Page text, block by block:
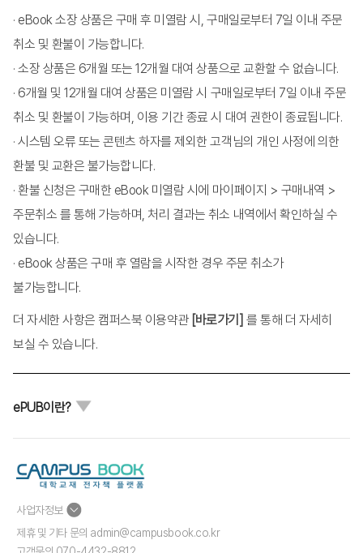
1. 고객 생애 가치 추정 방법들
2. 고객 생애 가치 추정 방법의 확장: 외부 요인
3. 고객 생애 가치 추정 요소의 측정 방법들
제5장 고객 행동의 확률적 예측
1. 고객 행동의 확률적 예측 개념과 모형
2. 고객 행동의 확률적 예측 실습
제6장 고객 자산의 측정 개념
1. 고객 자산 추정 방법과 예시
2. 기업 공개 자료를 활용한 고객 자산 측정 개념
3. 설문 조사를 활용한 고객 자산 측정 개념
2. 고객 자산과 기업 수익성의 관계 분석 사례 2
3. 경쟁 상황에서 고객 자산이 기업 성과에 미치는 동적인 효과
4. 고객 관계 관리 활동의 전략적 효과
· eBook 소장 상품은 구매 후 미열람 시, 구매일로부터 7일 이내 주문
취소 및 환불이 가능합니다.
· 소장 상품은 6개월 또는 12개월 대여 상품으로 교환할 수 없습니다.
· 6개월 및 12개월 대여 상품은 미열람 시 구매일로부터 7일 이내 주문
취소 및 환불이 가능하며, 이용 기간 종료 시 대여 권한이 종료됩니다.
· 시스템 오류 또는 콘텐츠 하자를 제외한 고객님의 개인 사정에 의한
환불 및 교환은 불가능합니다.
· 환불 신청은 구매한 eBook 미열람 시에 마이페이지 > 구매내역 >
주문취소 를 통해 가능하며, 처리 결과는 취소 내역에서 확인하실 수
있습니다.
· eBook 상품은 구매 후 열람을 시작한 경우 주문 취소가
불가능합니다.
더 자세한 사항은 캠퍼스북 이용약관 [바로가기]를 통해 더 자세히
보실 수 있습니다.
ePUB이란?
사업자정보
제휴 및 기타 문의 admin@campusbook.co.kr